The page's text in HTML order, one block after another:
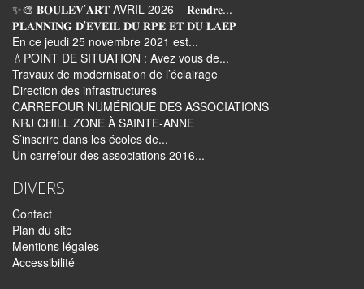
✨🎨 𝐁𝐎𝐔𝐋𝐄𝐕’𝐀𝐑𝐓 AVRIL 2026 – 𝐑𝐞𝐧𝐝𝐫𝐞...
𝐏𝐋𝐀𝐍𝐍𝐈𝐍𝐆 𝐃’𝐄𝐕𝐄𝐈𝐋 𝐃𝐔 𝐑𝐏𝐄 𝐄𝐓 𝐃𝐔 𝐋𝐀𝐄𝐏
En ce jeudi 25 novembre 2021 est...
💧POINT DE SITUATION : Avez vous de...
Travaux de modernisation de l’éclairage
Direction des infrastructures
CARREFOUR NUMÉRIQUE DES ASSOCIATIONS
NRJ CHILL ZONE À SAINTE-ANNE
S’inscrire dans les écoles de...
Un carrefour des associations 2016...
DIVERS
Contact
Plan du site
Mentions légales
Accessibilité